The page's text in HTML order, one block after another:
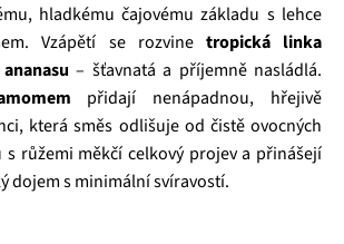
hladkému čajovému základu s lehce
Vzápětí se rozvine tropická linka
– šťavnatá a příjemně nasládlá.
přidají nenápadnou, hřejivě
která směs odlišuje od čistě ovocných
s růžemi měkčí celkový projev a přinášejí
dojem s minimální svíravostí.